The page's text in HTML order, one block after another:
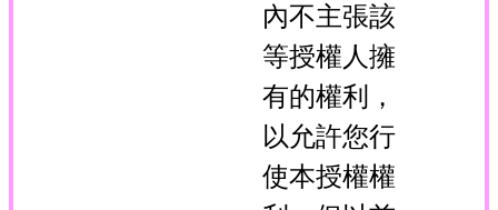
內不主張該
等授權人擁
有的權利，
以允許您行
使本授權權